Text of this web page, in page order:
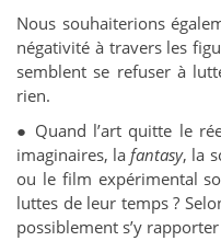
Nous souhaiterions
négativité à travers les
semblent se refuser à
rien.
● Quand l’art quitte le
imaginaires, lafantasy, la
ou le film expérimental
luttes de leur temps ?
possiblement s’y rapporter